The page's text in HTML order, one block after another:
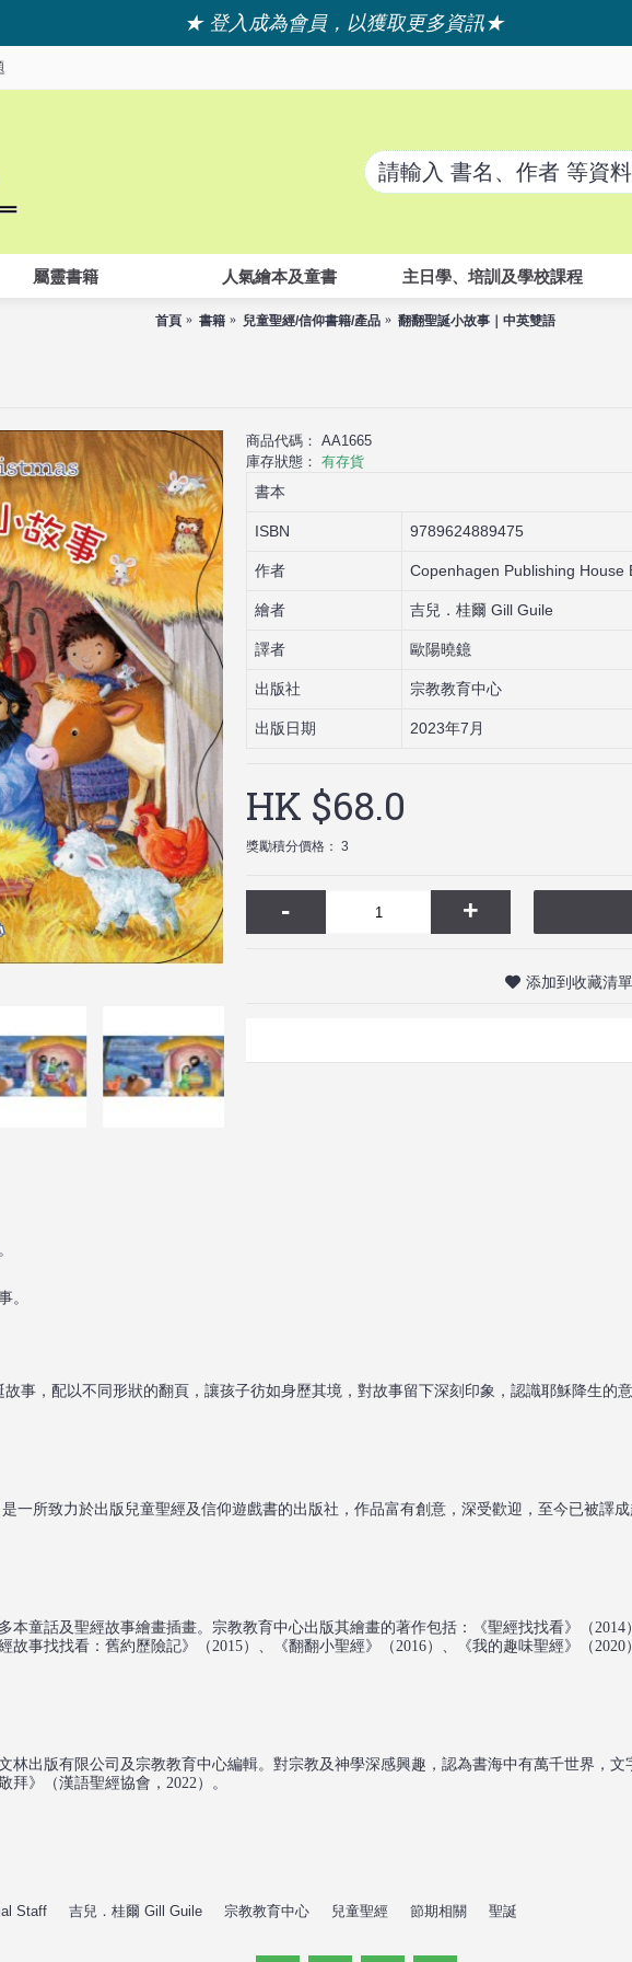
★ 登入成為會員，以獲取更多資訊★
屬靈書籍 人氣繪本及童書 主日學、培訓及學校課程
首頁 書籍 兒童聖經/信仰書籍/產品 翻翻聖誕小故事｜中英雙語
商品代碼： AA1665
庫存狀態： 有存貨
書本
ISBN 9789624889475
作者 Copenhagen Publishing House
繪者 吉兒．桂爾 Gill Guile
譯者 歐陽曉鐿
出版社 宗教教育中心
出版日期 2023年7月
HK $68.0
獎勵積分價格： 3
- +
添加到收藏清單
。
事，配以不同形狀的翻頁，讓孩子彷如身歷其境，對故事留下深刻印象，認識耶穌降生的意
是一所致力於出版兒童聖經及信仰遊戲書的出版社，作品富有創意，深受歡迎，至今已被譯
本童話及聖經故事繪畫插畫。宗教教育中心出版其繪畫的著作包括：《聖經找找看》（
故事找找看：舊約歷險記》（2015）、《翻翻小聖經》（2016）、《我的趣味聖經》（2020
林出版有限公司及宗教教育中心編輯。對宗教及神學深感興趣，認為書海中有萬千世界，
拜》（漢語聖經協會，2022）。
Staff 吉兒．桂爾 Gill Guile 宗教教育中心 兒童聖經 節期相關 聖誕